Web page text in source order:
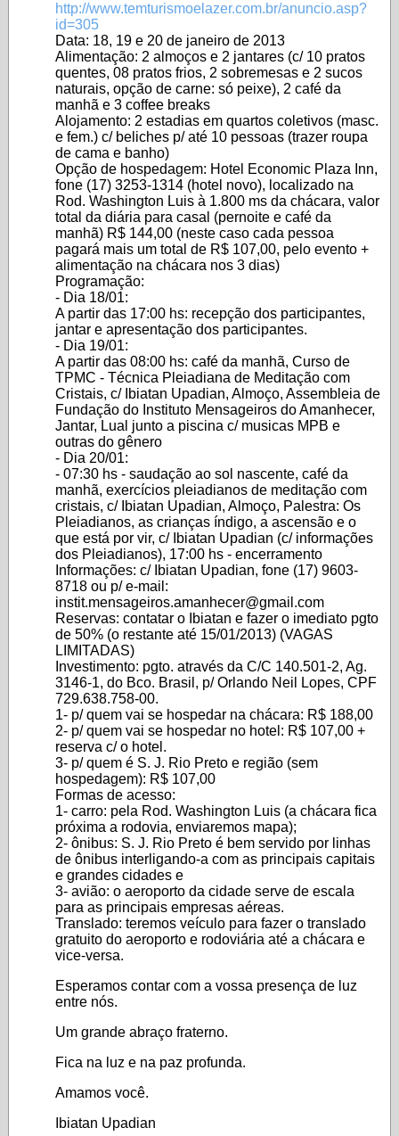
http://www.temturismoelazer.com.br/anuncio.asp?
id=305
Data: 18, 19 e 20 de janeiro de 2013
Alimentação: 2 almoços e 2 jantares (c/ 10 pratos
quentes, 08 pratos frios, 2 sobremesas e 2 sucos
naturais, opção de carne: só peixe), 2 café da
manhã e 3 coffee breaks
Alojamento: 2 estadias em quartos coletivos (masc.
e fem.) c/ beliches p/ até 10 pessoas (trazer roupa
de cama e banho)
Opção de hospedagem: Hotel Economic Plaza Inn,
fone (17) 3253-1314 (hotel novo), localizado na
Rod. Washington Luis à 1.800 ms da chácara, valor
total da diária para casal (pernoite e café da
manhã) R$ 144,00 (neste caso cada pessoa
pagará mais um total de R$ 107,00, pelo evento +
alimentação na chácara nos 3 dias)
Programação:
- Dia 18/01:
A partir das 17:00 hs: recepção dos participantes,
jantar e apresentação dos participantes.
- Dia 19/01:
A partir das 08:00 hs: café da manhã, Curso de
TPMC - Técnica Pleiadiana de Meditação com
Cristais, c/ Ibiatan Upadian, Almoço, Assembleia de
Fundação do Instituto Mensageiros do Amanhecer,
Jantar, Lual junto a piscina c/ musicas MPB e
outras do gênero
- Dia 20/01:
- 07:30 hs - saudação ao sol nascente, café da
manhã, exercícios pleiadianos de meditação com
cristais, c/ Ibiatan Upadian, Almoço, Palestra: Os
Pleiadianos, as crianças índigo, a ascensão e o
que está por vir, c/ Ibiatan Upadian (c/ informações
dos Pleiadianos), 17:00 hs - encerramento
Informações: c/ Ibiatan Upadian, fone (17) 9603-
8718 ou p/ e-mail:
instit.mensageiros.amanhecer@gmail.com
Reservas: contatar o Ibiatan e fazer o imediato pgto
de 50% (o restante até 15/01/2013) (VAGAS
LIMITADAS)
Investimento: pgto. através da C/C 140.501-2, Ag.
3146-1, do Bco. Brasil, p/ Orlando Neil Lopes, CPF
729.638.758-00.
1- p/ quem vai se hospedar na chácara: R$ 188,00
2- p/ quem vai se hospedar no hotel: R$ 107,00 +
reserva c/ o hotel.
3- p/ quem é S. J. Rio Preto e região (sem
hospedagem): R$ 107,00
Formas de acesso:
1- carro: pela Rod. Washington Luis (a chácara fica
próxima a rodovia, enviaremos mapa);
2- ônibus: S. J. Rio Preto é bem servido por linhas
de ônibus interligando-a com as principais capitais
e grandes cidades e
3- avião: o aeroporto da cidade serve de escala
para as principais empresas aéreas.
Translado: teremos veículo para fazer o translado
gratuito do aeroporto e rodoviária até a chácara e
vice-versa.
Esperamos contar com a vossa presença de luz
entre nós.
Um grande abraço fraterno.
Fica na luz e na paz profunda.
Amamos você.
Ibiatan Upadian